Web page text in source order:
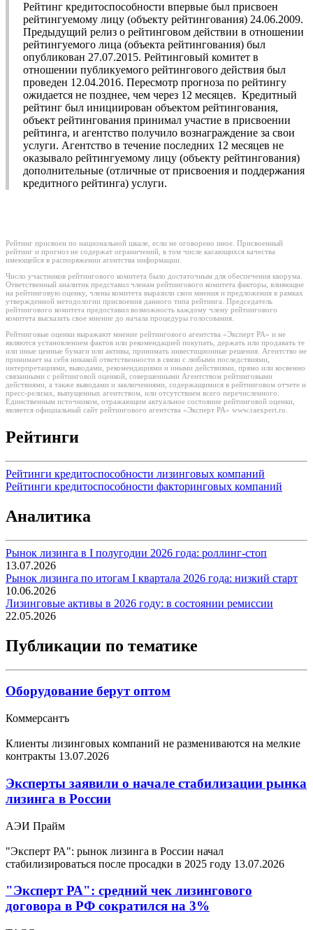
Рейтинг кредитоспособности впервые был присвоен
рейтингуемому лицу (объекту рейтингования) 24.06.2009.
Предыдущий релиз о рейтинговом действии в отношении
рейтингуемого лица (объекта рейтингования) был
опубликован 27.07.2015. Рейтинговый комитет в
отношении публикуемого рейтингового действия был
проведен 12.04.2016. Пересмотр прогноза по рейтингу
ожидается не позднее, чем через 12 месяцев. Кредитный
рейтинг был инициирован объектом рейтингования,
объект рейтингования принимал участие в присвоении
рейтинга, и агентство получило вознаграждение за свои
услуги. Агентство в течение последних 12 месяцев не
оказывало рейтингуемому лицу (объекту рейтингования)
дополнительные (отличные от присвоения и поддержания
кредитного рейтинга) услуги.
Рейтинг присвоен по национальной шкале, если не оговорено иное. Присвоенный
рейтинг и прогноз не содержат ограничений, в том числе касающихся качества
имеющейся в распоряжении агентства информации.
Число участников рейтингового комитета было достаточным для обеспечения кворума.
Ответственный аналитик представил членам рейтингового комитета факторы, влияющие
на рейтинговую оценку, члены комитета выразили свои мнения и предложения в рамках
утвержденной методологии присвоения данного типа рейтинга. Председатель
рейтингового комитета предоставил возможность каждому члену рейтингового
комитета высказать свое мнение до начала процедуры голосования.
Рейтинговые оценки выражают мнение рейтингового агентства «Эксперт РА» и не
являются установлением фактов или рекомендацией покупать, держать или продавать те
или иные ценные бумаги или активы, принимать инвестиционные решения. Агентство не
принимает на себя никакой ответственности в связи с любыми последствиями,
интерпретациями, выводами, рекомендациями и иными действиями, прямо или косвенно
связанными с рейтинговой оценкой, совершенными Агентством рейтинговыми
действиями, а также выводами и заключениями, содержащимися в рейтинговом отчете и
пресс-релизах, выпущенных агентством, или отсутствием всего перечисленного.
Единственным источником, отражающим актуальное состояние рейтинговой оценки,
является официальный сайт рейтингового агентства «Эксперт РА» www.raexpert.ru.
Рейтинги
Рейтинги кредитоспособности лизинговых компаний
Рейтинги кредитоспособности факторинговых компаний
Аналитика
Рынок лизинга в I полугодии 2026 года: роллинг-стоп
13.07.2026
Рынок лизинга по итогам I квартала 2026 года: низкий старт
10.06.2026
Лизинговые активы в 2026 году: в состоянии ремиссии
22.05.2026
Публикации по тематике
Оборудование берут оптом
Коммерсантъ
Клиенты лизинговых компаний не размениваются на мелкие
контракты 13.07.2026
Эксперты заявили о начале стабилизации рынка
лизинга в России
АЭИ Прайм
"Эксперт РА": рынок лизинга в России начал
стабилизироваться после просадки в 2025 году 13.07.2026
"Эксперт РА": средний чек лизингового
договора в РФ сократился на 3%